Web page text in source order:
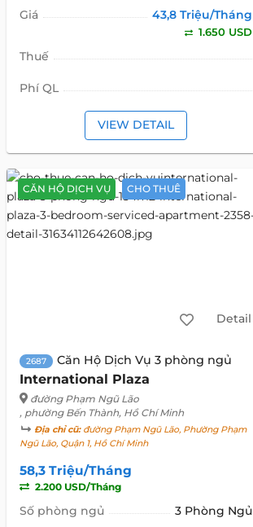
Giá
43,8 Triệu/Tháng
1.650 USD
Thuế
Phí QL
VIEW DETAIL
CĂN HỘ DỊCH VỤ CHO THUÊ
Detail
2687 Căn Hộ Dịch Vụ 3 phòng ngủ
International Plaza
đường Phạm Ngũ Lão
, phường Bến Thành, Hồ Chí Minh
Địa chỉ cũ:đường Phạm Ngũ Lão, Phường Phạm
Ngũ Lão, Quận 1, Hồ Chí Minh
58,3 Triệu/Tháng
2.200 USD/Tháng
Số phòng ngủ
3 Phòng Ngủ